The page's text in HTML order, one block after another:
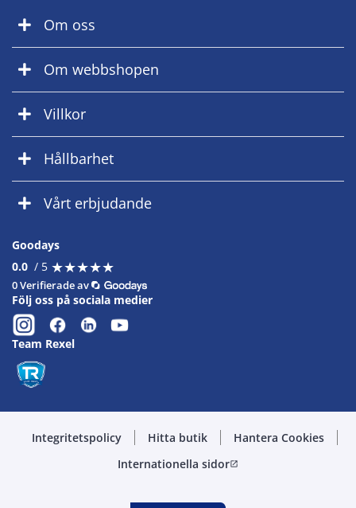
Om oss
Om webbshopen
Villkor
Hållbarhet
Vårt erbjudande
Goodays
0.0 / 5 ★★★★★
★★★★★
0 Verifierade av
Följ oss på sociala medier
Team Rexel
Integritetspolicy Hitta butik
Hantera Cookies
Internationella sidoropen_in_new